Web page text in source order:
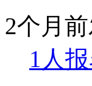
2个月
1人